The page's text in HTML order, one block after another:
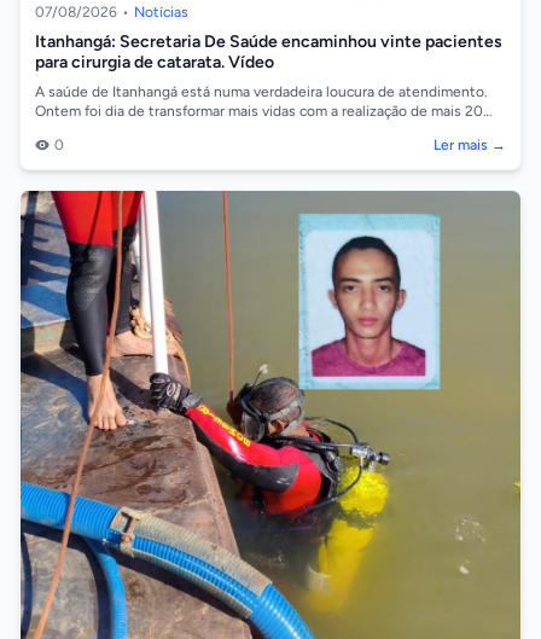
07/08/2026 • Notícias
Itanhangá: Secretaria De Saúde encaminhou vinte pacientes
para cirurgia de catarata. Vídeo
A saúde de Itanhangá está numa verdadeira loucura de atendimento.
Ontem foi dia de transformar mais vidas com a realização de mais 20
0
Ler mais →